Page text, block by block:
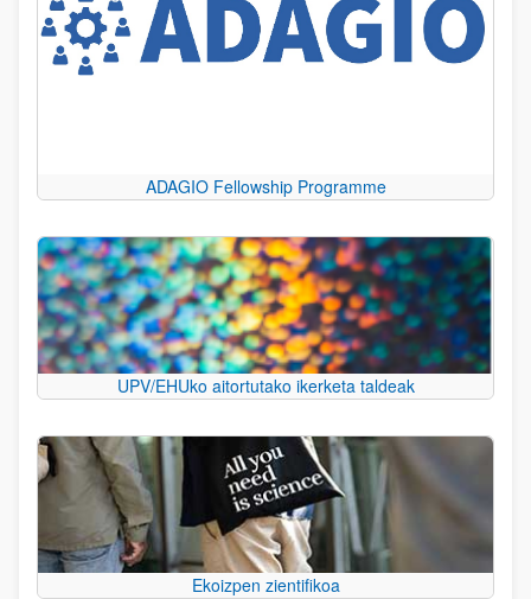
ADAGIO Fellowship Programme
UPV/EHUko aitortutako ikerketa taldeak
Ekoizpen zientifikoa